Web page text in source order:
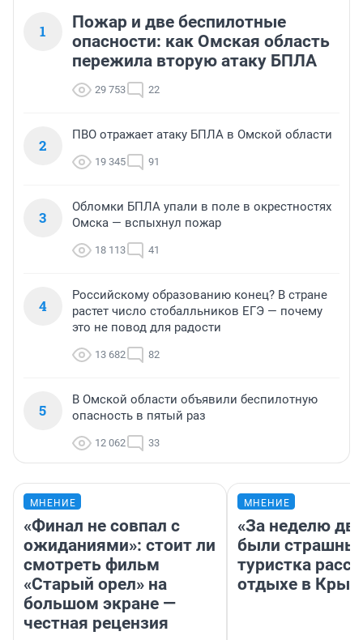
1
Пожар и две беспилотные
опасности: как Омская область
пережила вторую атаку БПЛА
29 753 22
2
ПВО отражает атаку БПЛА в Омской области
19 345 91
3
Обломки БПЛА упали в поле в окрестностях
Омска — вспыхнул пожар
18 113 41
4
Российскому образованию конец? В стране
растет число стобалльников ЕГЭ — почему
это не повод для радости
13 682 82
5
В Омской области объявили беспилотную
опасность в пятый раз
12 062 33
МНЕНИЕ
«Финал не совпал с
ожиданиями»: стоит ли
смотреть фильм
«Старый орел» на
большом экране —
честная рецензия
МНЕНИЕ
«За неделю
были
туристка
отдыхе в